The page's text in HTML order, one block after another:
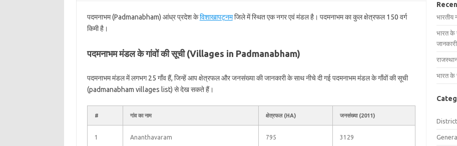
पदमनाभम (Padmanabham) आंध्र प्रदेश केविशाखापट्नमजिले में स्थित एक नगर एवं मंडल है। पदमनाभम का कुल क्षेत्रफल 150 वर्ग
किमी है।
पदमनाभम मंडल के गांवों की सूची (Villages in Padmanabham)
पदमनाभम मंडल में लगभग 25 गाँव हैं, जिन्हें आप क्षेत्रफल और जनसंख्या की जानकारी के साथ नीचे दी गई पदमनाभम मंडल के गाँवों की सूची
(padmanabham villages list) से देख सकते हैं।
# गांव का नाम क्षेत्रफल (HA) जनसंख्या (2011)
1 Ananthavaram 795 3129
भारतीय
भारत के
जानकारी
भारत के